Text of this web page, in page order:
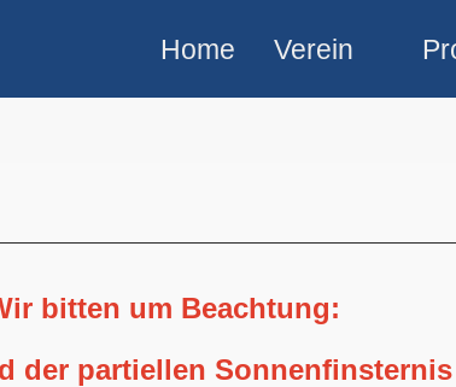
Home Verein
bitten um Beachtung:
der partiellen